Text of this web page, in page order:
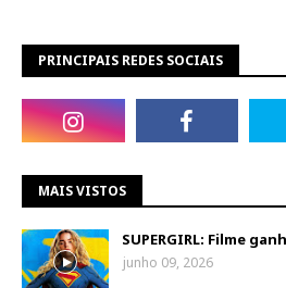
PRINCIPAIS REDES SOCIAIS
MAIS VISTOS
SUPERGIRL: Filme
junho 09, 2026